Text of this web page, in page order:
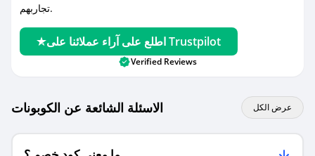
تجاربهم.
اطلع على آراء عملائنا على Trustpilot
Verified Reviews
الاسئلة الشائعة عن الكوبونات عرض الكل